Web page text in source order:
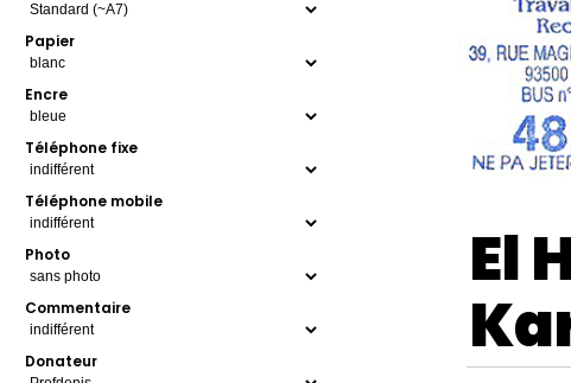
Papier
Encre
Téléphone fixe
Téléphone mobile
Photo
Commentaire
Donateur
El